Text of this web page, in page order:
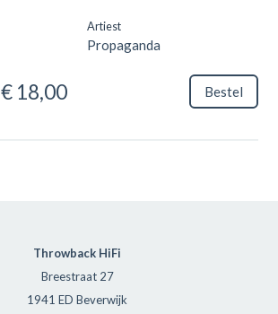
Artiest
Propaganda
€ 18,00 Bestel
Throwback HiFi
Breestraat 27
1941 ED Beverwijk